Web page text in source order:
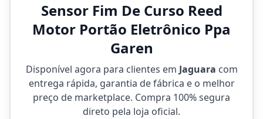
Sensor Fim De Curso Reed
Motor Portão Eletrônico Ppa
Garen
Disponível agora para clientes em Jaguara com
entrega rápida, garantia de fábrica e o melhor
preço de marketplace. Compra 100% segura
direto pela loja oficial.